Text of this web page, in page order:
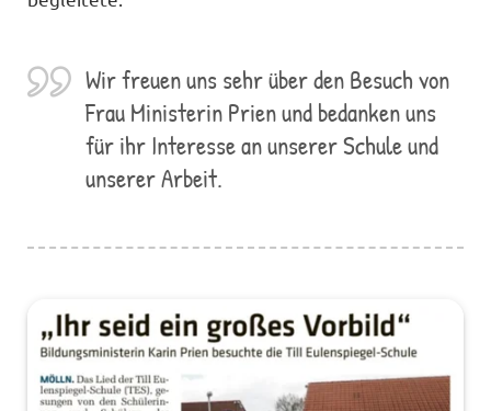
Wir freuen uns sehr über den Besuch von
Frau Ministerin Prien und bedanken uns
für ihr Interesse an unserer Schule und
unserer Arbeit.